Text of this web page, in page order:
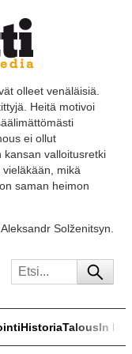
olleet venäläisiä.
Heitä motivoi
ei ollut
kansan valloitusretki
mikä
saman heimon
Solženitsyn.
HistoriaTalousIn